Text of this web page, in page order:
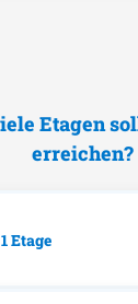
Etagen
erreichen?
1 Etage